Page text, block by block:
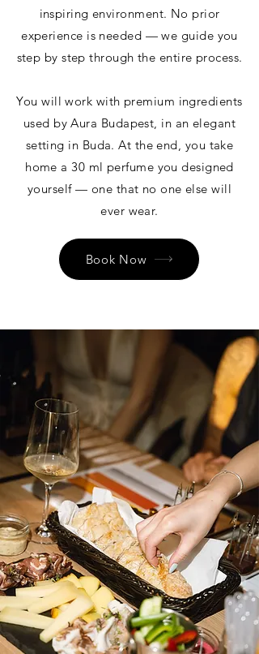
inspiring environment. No prior
experience is needed — we guide you
step by step through the entire process.
You will work with premium ingredients
used by Aura Budapest, in an elegant
setting in Buda. At the end, you take
home a 30 ml perfume you designed
yourself — one that no one else will
ever wear.
Book Now